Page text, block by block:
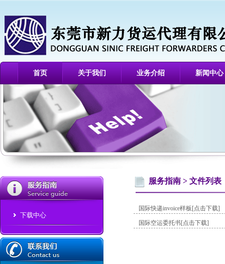
首页 关于我们 业务介绍 新闻中心
下载中心
服务指南 > 文件列表
国际快递invoice样板 [点击下载]
国际空运委托书 [点击下载]